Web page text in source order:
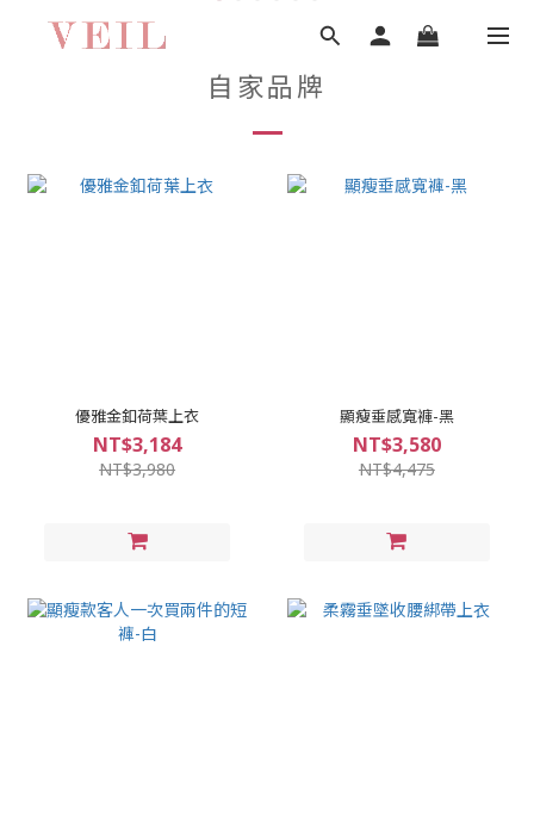
自家品牌
優雅金釦荷葉上衣
NT$3,184
NT$3,980
顯瘦垂感寬褲-黑
NT$3,580
NT$4,475